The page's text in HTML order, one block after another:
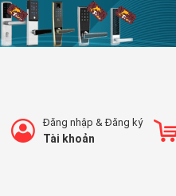
Đăng nhập &Đăng ký
Tài khoản